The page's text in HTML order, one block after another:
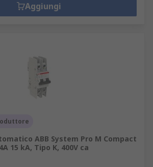
Aggiungi
ABB System Pro M Compact
15 kA, Tipo K, 400V ca